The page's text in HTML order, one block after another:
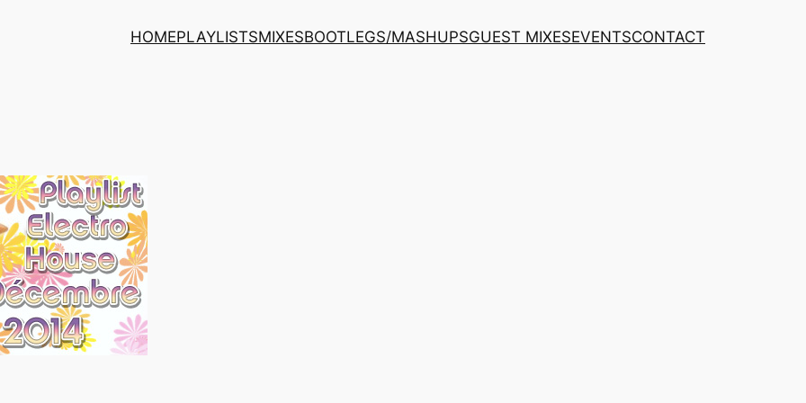
HOMEPLAYLISTSMIXESBOOTLEGS/MASHUPSGUEST MIXESEVENTSCONTACT